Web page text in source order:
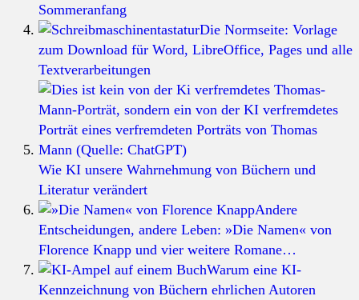
Sommeranfang
Die Normseite: Vorlage
zum Download für Word, LibreOffice, Pages und alle
Textverarbeitungen
Wie KI unsere Wahrnehmung von Büchern und
Literatur verändert
Andere
Entscheidungen, andere Leben: »Die Namen« von
Florence Knapp und vier weitere Romane…
Warum eine KI-
Kennzeichnung von Büchern ehrlichen Autoren